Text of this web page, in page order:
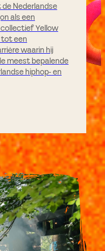
Nederlandse
als een
Yellow
tot een
waarin hij
meest bepalende
hiphop- en